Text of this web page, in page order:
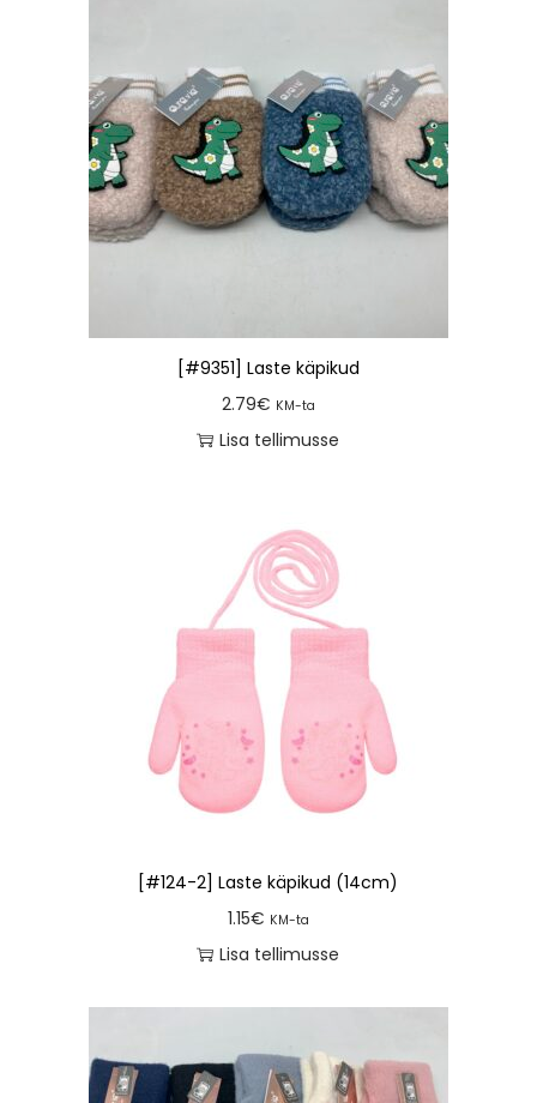
[#9351] Laste käpikud
2.79€ KM-ta
Lisa tellimusse
[#124-2] Laste käpikud (14cm)
1.15€ KM-ta
Lisa tellimusse